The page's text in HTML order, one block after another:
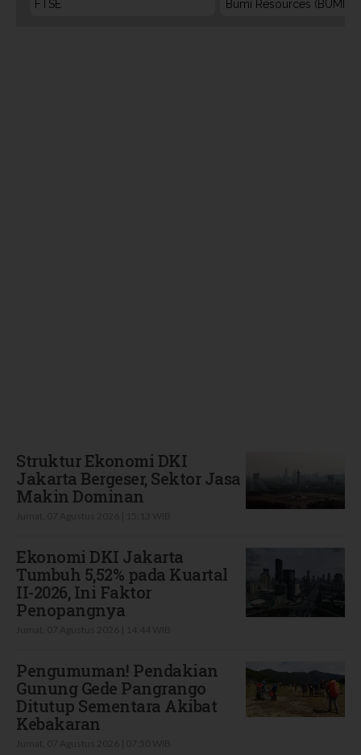
FTSE
Bumi Resources (BUMI)
Struktur Ekonomi DKI
Jakarta Bergeser, Sektor Jasa
Makin Dominan
Ekonomi DKI Jakarta
Tumbuh 5,52% pada Kuartal
II-2026, Ini Faktor
Penopangnya
Pengumuman! Pendakian
Gunung Gede Pangrango
Ditutup Sementara Akibat
Kebakaran